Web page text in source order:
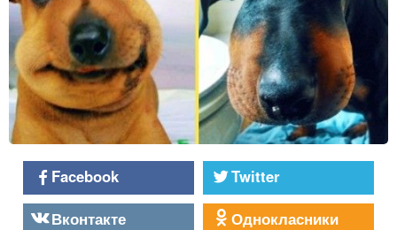
Facebook
Twitter
Вконтакте
Однокласники